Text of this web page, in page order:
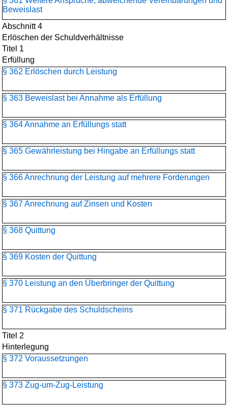
Beweislast
Abschnitt 4
Erlöschen der Schuldverhältnisse
Titel 1
Erfüllung
§ 362 Erlöschen durch Leistung
§ 363 Beweislast bei Annahme als Erfüllung
§ 364 Annahme an Erfüllungs statt
§ 365 Gewährleistung bei Hingabe an Erfüllungs statt
§ 366 Anrechnung der Leistung auf mehrere Forderungen
§ 367 Anrechnung auf Zinsen und Kosten
§ 368 Quittung
§ 369 Kosten der Quittung
§ 370 Leistung an den Überbringer der Quittung
§ 371 Rückgabe des Schuldscheins
Titel 2
Hinterlegung
§ 372 Voraussetzungen
§ 373 Zug-um-Zug-Leistung